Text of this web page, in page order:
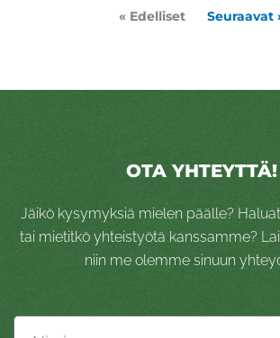
« Edelliset Seuraavat
OTA YHTEYTTÄ!
Jäikö kysymyksiä mielen päälle?
tai mietitkö yhteistyötä kanssamme?
niin me olemme sinuun